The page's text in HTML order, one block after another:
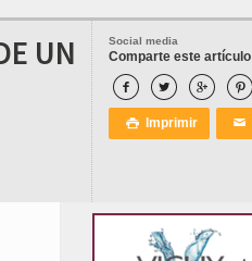
Social media
Comparte este artículo
   
 Imprimir ✉
UN